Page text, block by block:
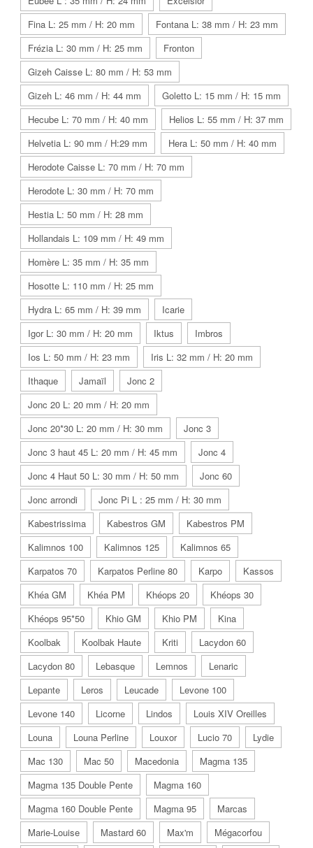
Fina L: 25 mm / H: 20 mm
Fontana L: 38 mm / H: 23 mm
Frézia L: 30 mm / H: 25 mm
Fronton
Gizeh Caisse L: 80 mm / H: 53 mm
Gizeh L: 46 mm / H: 44 mm
Goletto L: 15 mm / H: 15 mm
Hecube L: 70 mm / H: 40 mm
Helios L: 55 mm / H: 37 mm
Helvetia L: 90 mm / H:29 mm
Hera L: 50 mm / H: 40 mm
Herodote Caisse L: 70 mm / H: 70 mm
Herodote L: 30 mm / H: 70 mm
Hestia L: 50 mm / H: 28 mm
Hollandais L: 109 mm / H: 49 mm
Homère L: 35 mm / H: 35 mm
Hosotte L: 110 mm / H: 25 mm
Hydra L: 65 mm / H: 39 mm
Icarie
Igor L: 30 mm / H: 20 mm
Iktus
Imbros
Ios L: 50 mm / H: 23 mm
Iris L: 32 mm / H: 20 mm
Ithaque
Jamaïl
Jonc 2
Jonc 20 L: 20 mm / H: 20 mm
Jonc 20*30 L: 20 mm / H: 30 mm
Jonc 3
Jonc 3 haut 45 L: 20 mm / H: 45 mm
Jonc 4
Jonc 4 Haut 50 L: 30 mm / H: 50 mm
Jonc 60
Jonc arrondi
Jonc Pi L : 25 mm / H: 30 mm
Kabestrissima
Kabestros GM
Kabestros PM
Kalimnos 100
Kalimnos 125
Kalimnos 65
Karpatos 70
Karpatos Perline 80 Karpo
Kassos
Khéa GM
Khéa PM Khéops 20
Khéops 30
Khéops 95*50
Khio GM Khio PM
Kina
Koolbak
Koolbak Haute Kriti
Lacydon 60
Lacydon 80
Lebasque Lemnos
Lenaric
Lepante
Leros Leucade
Levone 100
Levone 140
Licorne Lindos
Louis XIV Oreilles
Louna
Louna Perline Louxor Lucio 70
Lydie
Mac 130
Mac 50 Macedonia
Magma 135
Magma 135 Double Pente
Magma 160
Magma 160 Double Pente
Magma 95
Marcas
Marie-Louise
Mastard 60 Max'm
Mégacorfou